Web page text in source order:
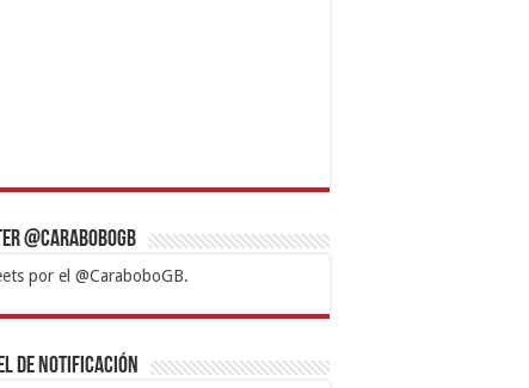
@CaraboboGB
por el @CaraboboGB.
BetturkeyBetistKralbetSupertotobetTipobet
mvbcasino.com/
de Notificación